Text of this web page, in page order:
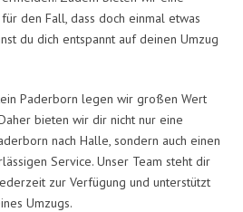
den Fall, dass doch einmal etwas
du dich entspannt auf deinen Umzug
Paderborn legen wir großen Wert
bieten wir dir nicht nur eine
nach Halle, sondern auch einen
Service. Unser Team steht dir
zur Verfügung und unterstützt
Umzugs.